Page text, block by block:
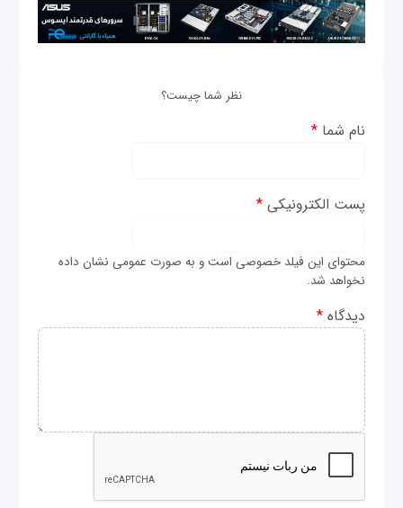
نظر شما چیست؟
نام شما*
پست الکترونیکی*
محتوای این فیلد خصوصی است و به صورت عمومی نشان داده
نخواهد شد.
دیدگاه*